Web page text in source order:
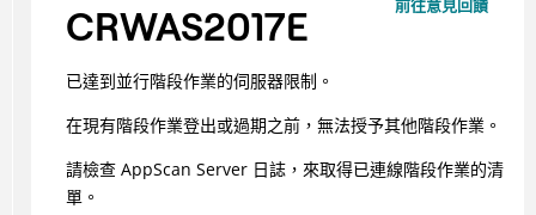
前往意見回饋
CRWAS2017E
已達到並行階段作業的伺服器限制。
在現有階段作業登出或過期之前，無法授予其他階段作業。
請檢查 AppScan Server 日誌，來取得已連線階段作業的清
單。